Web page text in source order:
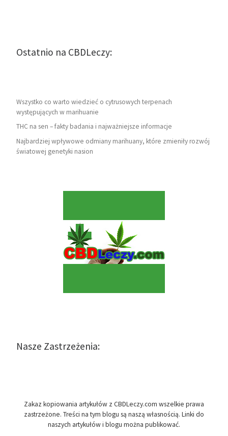
Ostatnio na CBDLeczy:
Wszystko co warto wiedzieć o cytrusowych terpenach
występujących w marihuanie
THC na sen – fakty badania i najważniejsze informacje
Najbardziej wpływowe odmiany marihuany, które zmieniły rozwój
światowej genetyki nasion
Nasze Zastrzeżenia:
Zakaz kopiowania artykułów z CBDLeczy.com wszelkie prawa
zastrzeżone. Treści na tym blogu są naszą własnością. Linki do
naszych artykułów i blogu można publikować.